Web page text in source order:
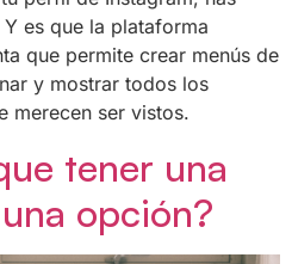
es que la plataforma
que permite crear menús de
y mostrar todos los
merecen ser vistos.
tener una
opción?